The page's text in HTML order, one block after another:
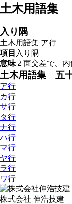
土木用語集
入り隅
土木用語集 ア行
項目 入り隅
意味 ２面交差で、
土木用語集 五
ア行
カ行
サ行
タ行
ナ行
ハ行
マ行
ヤ行
ラ行
ワ行
株式会社 伸浩技建